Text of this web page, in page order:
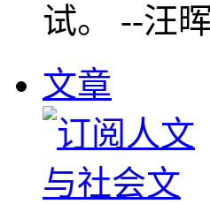
试。 --汪
文章